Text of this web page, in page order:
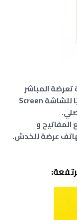
تعرضة المباشر
للصدمات، بتالي ينصح بشدة أستخدم واقيًا للشاشة Screen
و
عرضة للخدش.